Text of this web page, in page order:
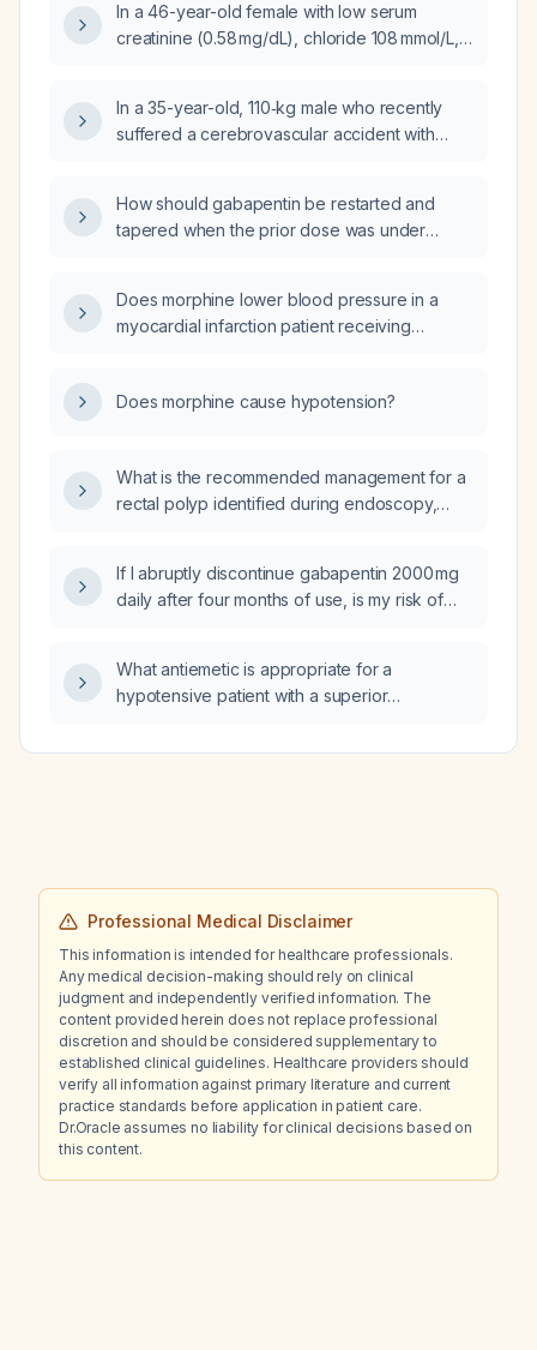
otherwise normal labs?
In a 46-year-old female with low serum
creatinine (0.58 mg/dL), chloride 108 mmol/L,
recommended management?
In a 35-year-old, 110‑kg male who recently
suffered a cerebrovascular accident with
presenting with rising serum creatinine from
0.99 mg/dL to 2.8 mg/dL, hypernatremia
3.93 mmol/L, urine output 1380 mL/24 h, and
who has been taken off mannitol, what is the
How should gabapentin be restarted and
tapered when the prior dose was under
Does morphine lower blood pressure in a
myocardial infarction patient receiving
Does morphine cause hypotension?
What is the recommended management for a
rectal polyp identified during endoscopy,
If I abruptly discontinue gabapentin 2000 mg
daily after four months of use, is my risk of
What antiemetic is appropriate for a
hypotensive patient with a superior
norepinephrine?
Professional Medical Disclaimer
This information is intended for healthcare professionals.
Any medical decision-making should rely on clinical
judgment and independently verified information. The
content provided herein does not replace professional
discretion and should be considered supplementary to
established clinical guidelines. Healthcare providers should
verify all information against primary literature and current
practice standards before application in patient care.
Dr.Oracle assumes no liability for clinical decisions based on
this content.